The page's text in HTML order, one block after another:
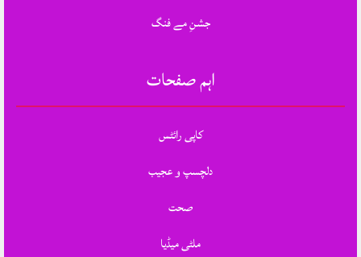
جشنِ مے فنگ
اہم صفحات
کاپی رائٹس
دلچسپ و عجیب
صحت
ملٹی میڈیا